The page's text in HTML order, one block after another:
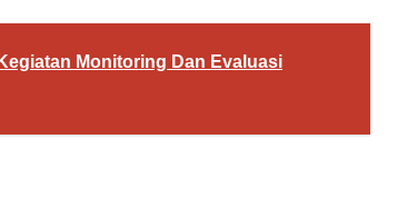
Monitoring Dan Evaluasi